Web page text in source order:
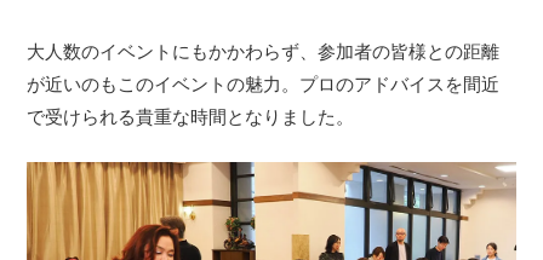
大人数のイベントにもかかわらず、参加者の皆様との距離
が近いのもこのイベントの魅力。プロのアドバイスを間近
で受けられる貴重な時間となりました。